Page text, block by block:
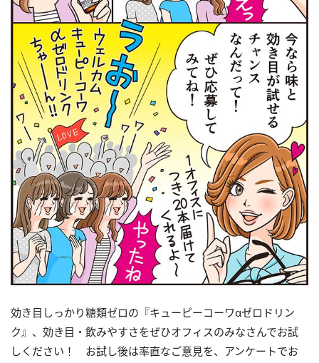
効き目しっかり糖類ゼロの『キューピーコーワαゼロドリン
ク』、効き目・飲みやすさをぜひオフィスのみなさんでお試
しください！ お試し後は率直なご意見を、アンケートでお